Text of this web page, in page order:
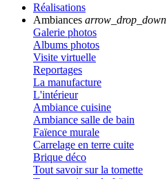
Réalisations
Ambiances arrow_drop_down
Galerie photos
Albums photos
Visite virtuelle
Reportages
La manufacture
L'intérieur
Ambiance cuisine
Ambiance salle de bain
Faïence murale
Carrelage en terre cuite
Brique déco
Tout savoir sur la tomette